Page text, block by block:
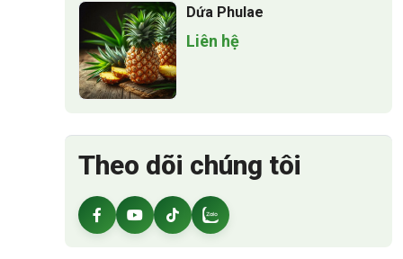
Dứa Phulae
Liên hệ
Theo dõi chúng tôi